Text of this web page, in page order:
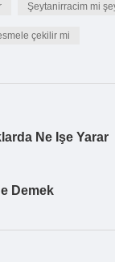
Şeytanirracim mi
çekilir mi
Ne Işe Yarar
Demek